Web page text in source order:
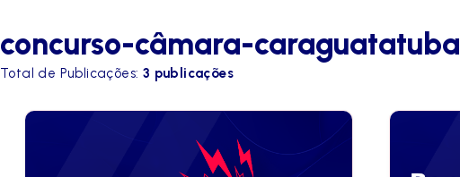
concurso-câmara-caraguatatuba
Total de Publicações: 3 publicações